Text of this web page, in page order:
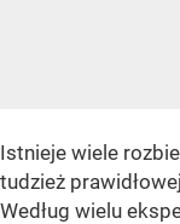
Istnieje wiele
tudzież
Według wielu